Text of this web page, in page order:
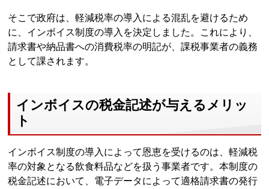
そこで政府は、軽減税率の導入による混乱を避けるため
に、インボイス制度の導入を決定しました。これにより、
請求書や納品書への消費税率の明記が、課税事業者の義務
として課されます。
インボイスの税金記述が与えるメリッ
ト
インボイス制度の導入によって恩恵を受けるのは、軽減税
率の対象となる飲食料品などを扱う事業者です。本制度の
税金記述において、電子データによって適格請求書の発行